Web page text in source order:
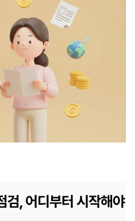
검, 어디부터 시작해야